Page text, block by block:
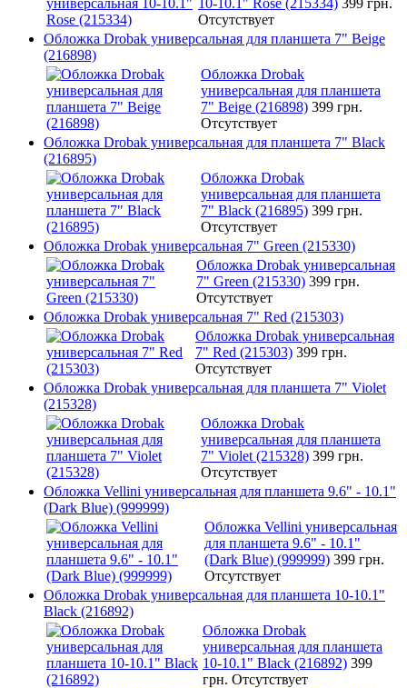
Отсутствует
Обложка Drobak универсальная для планшета 7" Beige
(216898)
Обложка Drobak
универсальная для планшета
7" Beige (216898) 399 грн.
Отсутствует
Обложка Drobak универсальная для планшета 7" Black
(216895)
Обложка Drobak
универсальная для планшета
7" Black (216895) 399 грн.
Отсутствует
Обложка Drobak универсальная 7" Green (215330)
Обложка Drobak универсальная
7" Green (215330) 399 грн.
Отсутствует
Обложка Drobak универсальная 7" Red (215303)
Обложка Drobak универсальная
7" Red (215303) 399 грн.
Отсутствует
Обложка Drobak универсальная для планшета 7" Violet
(215328)
Обложка Drobak
универсальная для планшета
7" Violet (215328) 399 грн.
Отсутствует
Обложка Vellini универсальная для планшета 9.6" - 10.1"
(Dark Blue) (999999)
Обложка Vellini универсальная
для планшета 9.6" - 10.1"
(Dark Blue) (999999) 399 грн.
Отсутствует
Обложка Drobak универсальная для планшета 10-10.1"
Black (216892)
Обложка Drobak
универсальная для планшета
10-10.1" Black (216892) 399
грн. Отсутствует